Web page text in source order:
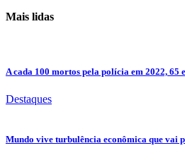
Mais lidas
A cada 100 mortos pela polícia em 2022, 65
Destaques
Mundo vive turbulência econômica que vai